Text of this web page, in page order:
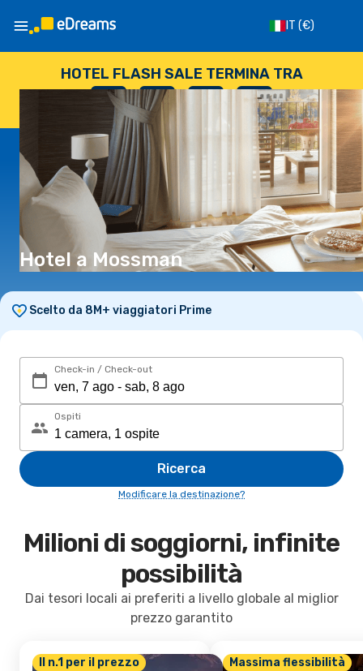
IT (€)
HOTEL FLASH SALE TERMINA TRA
--
GIORNI
: --
ORE
: --
SECONDI
Hotel a Mossman
Scelto da 8M+ viaggiatori Prime
Check-in / Check-out
Ospiti
Ricerca
Modificare la destinazione?
Milioni di soggiorni, infinite
possibilità
Dai tesori locali ai preferiti a livello globale al miglior
prezzo garantito
Il n.1 per il prezzo Massima flessibilità